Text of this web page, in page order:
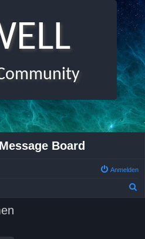
Board
Anmelden